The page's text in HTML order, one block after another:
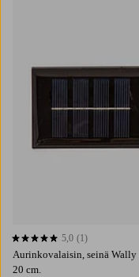
Aurinkovalaisin, seinä Wally
20 cm.
5,0 perustuen 1 arvosanaan
5,0 (1)